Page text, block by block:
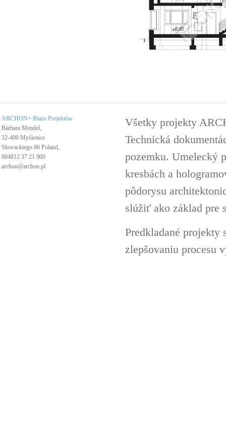
ARCHON+ Biuro Projektów
Barbara Mendel,
32-400 Myślenice
Słowackiego 86 Poland,
004812 37 21 900
archon@archon.pl
Všetky projekty
Technická
pozemku. Umelecký
kresbách a
pôdorysu
slúžiť ako základ pre
Predkladané
zlepšovaniu procesu